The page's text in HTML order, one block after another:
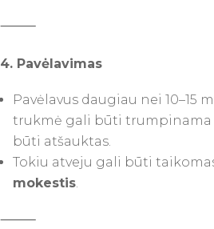
⸻
4. Pavėlavimas
Pavėlavus daugiau nei 10–15
trukmė gali būti trumpinama
būti atšauktas.
Tokiu atveju gali būti
mokestis.
⸻